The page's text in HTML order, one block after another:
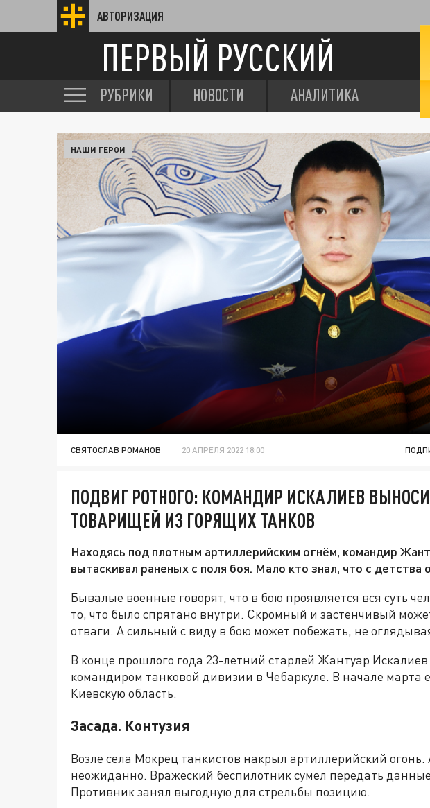
АВТОРИЗАЦИЯ
ПЕРВЫЙ РУССКИЙ
РУБРИКИ НОВОСТИ АНАЛИТИКА
НАШИ ГЕРОИ
СВЯТОСЛАВ РОМАНОВ 20 АПРЕЛЯ 2022 18:00
ПОДВИГ РОТНОГО: КОМАНДИР ИСКАЛИЕВ
ТОВАРИЩЕЙ ИЗ ГОРЯЩИХ ТАНКОВ
Находясь под плотным артиллерийским огнём, командир
вытаскивал раненых с поля боя. Мало кто знал, что с детства
Бывалые военные говорят, что в бою проявляется вся суть
то, что было спрятано внутри. Скромный и застенчивый
отваги. А сильный с виду в бою может побежать, не
В конце прошлого года 23-летний старлей Жантуар
командиром танковой дивизии в Чебаркуле. В начале марта
Киевскую область.
Засада. Контузия
Возле села Мокрец танкистов накрыл артиллерийский огонь.
неожиданно. Вражеский беспилотник сумел передать
Противник занял выгодную для стрельбы позицию.